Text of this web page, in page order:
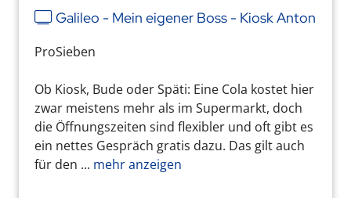
Galileo - Mein eigener Boss - Kiosk Anton
ProSieben
Ob Kiosk, Bude oder Späti: Eine Cola kostet hier
zwar meistens mehr als im Supermarkt, doch
die Öffnungszeiten sind flexibler und oft gibt es
ein nettes Gespräch gratis dazu. Das gilt auch
für den ... mehr anzeigen